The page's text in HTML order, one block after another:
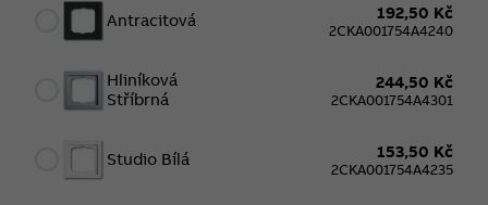
Antracitová 192,50 Kč
2CKA001754A4240
Hliníková
Stříbrná
244,50 Kč
2CKA001754A4301
Studio Bílá 153,50 Kč
2CKA001754A4235